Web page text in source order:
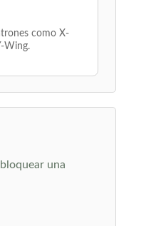
como X-
Wing.
una